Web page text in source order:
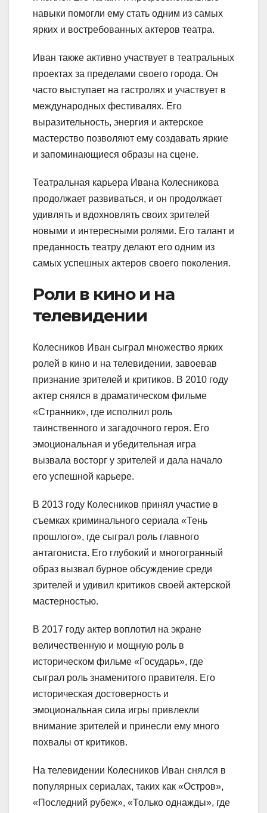
навыки помогли ему стать одним из самых
ярких и востребованных актеров театра.
Иван также активно участвует в театральных
проектах за пределами своего города. Он
часто выступает на гастролях и участвует в
международных фестивалях. Его
выразительность, энергия и актерское
мастерство позволяют ему создавать яркие
и запоминающиеся образы на сцене.
Театральная карьера Ивана Колесникова
продолжает развиваться, и он продолжает
удивлять и вдохновлять своих зрителей
новыми и интересными ролями. Его талант и
преданность театру делают его одним из
самых успешных актеров своего поколения.
Роли в кино и на
телевидении
Колесников Иван сыграл множество ярких
ролей в кино и на телевидении, завоевав
признание зрителей и критиков. В 2010 году
актер снялся в драматическом фильме
«Странник», где исполнил роль
таинственного и загадочного героя. Его
эмоциональная и убедительная игра
вызвала восторг у зрителей и дала начало
его успешной карьере.
В 2013 году Колесников принял участие в
съемках криминального сериала «Тень
прошлого», где сыграл роль главного
антагониста. Его глубокий и многогранный
образ вызвал бурное обсуждение среди
зрителей и удивил критиков своей актерской
мастерностью.
В 2017 году актер воплотил на экране
величественную и мощную роль в
историческом фильме «Государь», где
сыграл роль знаменитого правителя. Его
историческая достоверность и
эмоциональная сила игры привлекли
внимание зрителей и принесли ему много
похвалы от критиков.
На телевидении Колесников Иван снялся в
популярных сериалах, таких как «Остров»,
«Последний рубеж», «Только однажды», где